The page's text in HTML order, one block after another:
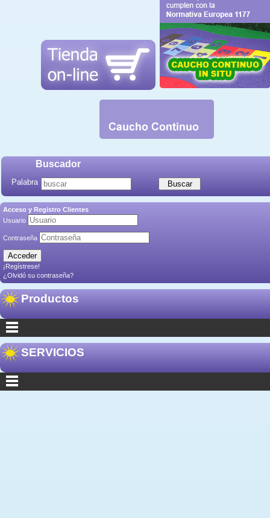
Buscador
Palabra
Acceso y Registro Clientes
Usuario
Contraseña
¡Regístrese!
¿Olvidó su contraseña?
Productos
SERVICIOS